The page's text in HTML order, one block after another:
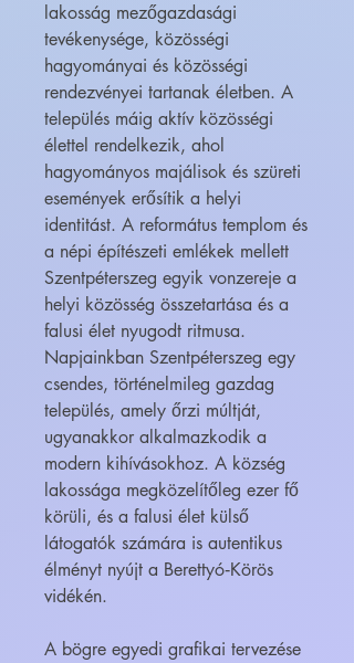
lakosság mezőgazdasági
tevékenysége, közösségi
hagyományai és közösségi
rendezvényei tartanak életben. A
település máig aktív közösségi
élettel rendelkezik, ahol
hagyományos majálisok és szüreti
események erősítik a helyi
identitást. A református templom és
a népi építészeti emlékek mellett
Szentpéterszeg egyik vonzereje a
helyi közösség összetartása és a
falusi élet nyugodt ritmusa.
Napjainkban Szentpéterszeg egy
csendes, történelmileg gazdag
település, amely őrzi múltját,
ugyanakkor alkalmazkodik a
modern kihívásokhoz. A község
lakossága megközelítőleg ezer fő
körüli, és a falusi élet külső
látogatók számára is autentikus
élményt nyújt a Berettyó‑Körös
vidékén.
A bögre egyedi grafikai tervezése